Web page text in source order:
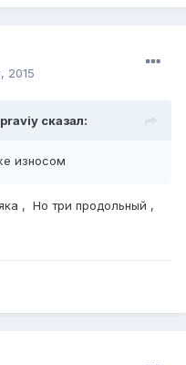
2015
сказал:
износом
, Но три продольный ,